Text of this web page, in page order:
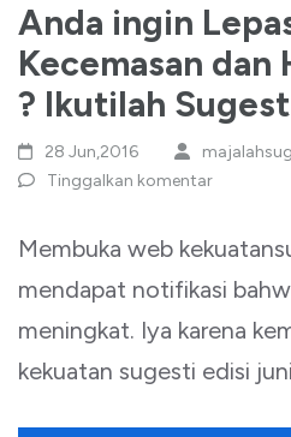
Anda ingin
Kecemasan dan
? Ikutilah
28 Jun,2016
Tinggalkan komentar
Membuka web
mendapat notifikasi
meningkat. Iya karena
kekuatan sugesti edisi